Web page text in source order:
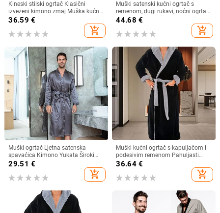
Kineski stilski ogrtač Klasični
izvezeni kimono zmaj Muška kućna
odjeća Dugi kućni ogrtač Satenska
Salonska odjeća
36.59 €
add_shopping_cart
Muški satenski kućni ogrtač s
remenom, dugi rukavi, noćni ogrtač
s V-izrezom, spavaćica, mekana
44.68 €
add_shopping_cart
Muški ogrtač Ljetna satenska
spavaćica Kimono Yukata Široki
kućni ogrtač Muška svilenkasta
satenska spavaćica Spavaćica
Kućna odjeća
29.51 €
add_shopping_cart
Muški kućni ogrtač s kapuljačom i
podesivim remenom Pahuljasti
jednobojni džepni dizajn, muški
dugi ogrtač od flisa, spavaćica,
kupaća haljina, spavaćica
36.64€
add_shopping_cart